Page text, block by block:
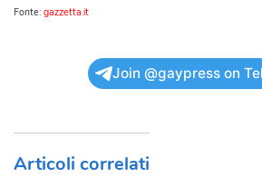
Fonte: gazzetta.it
Join @gaypress on
Articoli correlati